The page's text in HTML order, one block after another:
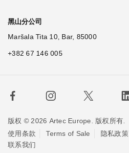
黑山分公司
Maršala Tita 10, Bar, 85000
+382 67 146 005
版权 © 2026 Artec Europe. 版权所有.
使用条款
Terms of Sale 隐私政策
联系我们